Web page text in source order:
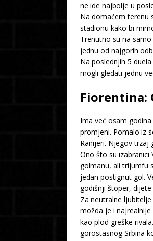
ne ide najbolje u
Na domaćem terenu
stadionu kako bi
Trenutno su na
jednu od najgorih
Na poslednjih 5
mogli gledati jednu
Fiorentina:
Ima već osam
promjeni. Pomalo iz
Ranijeri. Njegov trzaj
Ono što su izabranici
golmanu, ali trijumfu
jedan postignut gol.
godišnji štoper, dijete
Za neutralne
možda je i
kao plod greške
gorostasnog Srbina